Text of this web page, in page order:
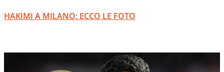
HAKIMI A MILANO: ECCO LE FOTO